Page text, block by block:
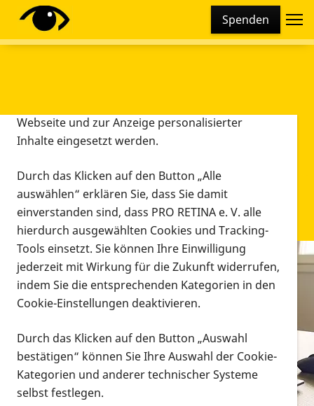
Spenden
Infomaterial
Infomaterial
Vorlesen
Alle Infomaterialien in verschiedenen
Formaten an einem Ort
Diese Webseite setzt verschiedene Cookies und
Tracking-Tools ein. Dies beinhaltet Cookies und
Webseite und zur Anzeige personalisierter
Inhalte eingesetzt werden.
Durch das Klicken auf den Button „Alle
auswählen“ erklären Sie, dass Sie damit
einverstanden sind, dass PRO RETINA e. V. alle
hierdurch ausgewählten Cookies und Tracking-
Tools einsetzt. Sie können Ihre Einwilligung
jederzeit mit Wirkung für die Zukunft widerrufen,
indem Sie die entsprechenden Kategorien in den
Cookie-Einstellungen deaktivieren.
Durch das Klicken auf den Button „Auswahl
bestätigen“ können Sie Ihre Auswahl der Cookie-
Kategorien und anderer technischer Systeme
selbst festlegen.